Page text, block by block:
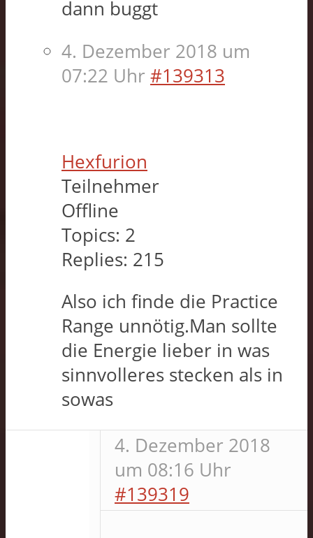
dann buggt
4. Dezember 2018 um
07:22 Uhr #139313
Hexfurion
Teilnehmer
Offline
Topics: 2
Replies: 215
Also ich finde die Practice
Range unnötig.Man sollte
die Energie lieber in was
sinnvolleres stecken als in
sowas
4. Dezember 2018
um 08:16 Uhr
#139319